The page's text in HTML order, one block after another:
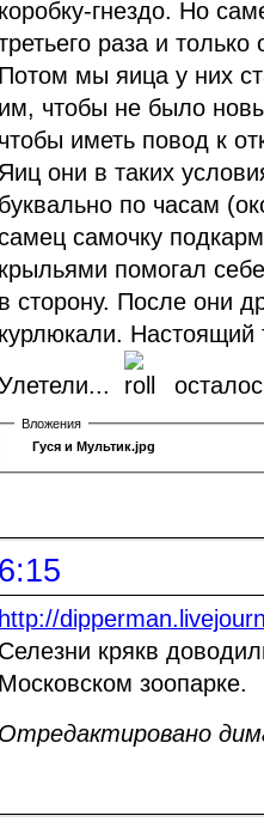
коробку-гнездо. Но
раза и
Потом мы яица у них
им, чтобы не было
чтобы иметь повод к
Яиц они в таких
буквально по часам
самочку
крыльями помогал
в сторону. После они
курлюкали. Настоящий
Вложения
Гуся и Мультик.jpg
http://
Селезни крякв
Московском зоопарке.
Отредактировано